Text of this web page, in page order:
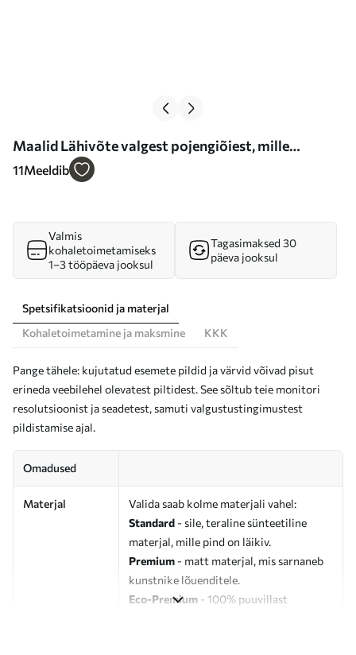
Maalid Lähivõte valgest pojengiõiest, mille
kroonlehtedel on veepiisad, hägusel taustal Nr
11Meeldib
Valmis
kohaletoimetamiseks
1–3 tööpäeva jooksul
Tagasimaksed 30
päeva jooksul
Spetsifikatsioonid ja materjal
Kohaletoimetamine ja maksmine
KKK
Pange tähele: kujutatud esemete pildid ja värvid võivad pisut
erineda veebilehel olevatest piltidest. See sõltub teie monitori
resolutsioonist ja seadetest, samuti valgustustingimustest
pildistamise ajal.
Omadused
Materjal
Valida saab kolme materjali vahel:
Standard - sile, teraline sünteetiline
materjal, mille pind on läikiv.
Premium - matt materjal, mis sarnaneb
kunstnike lõuenditele.
Eco-Premium - 100% puuvillast